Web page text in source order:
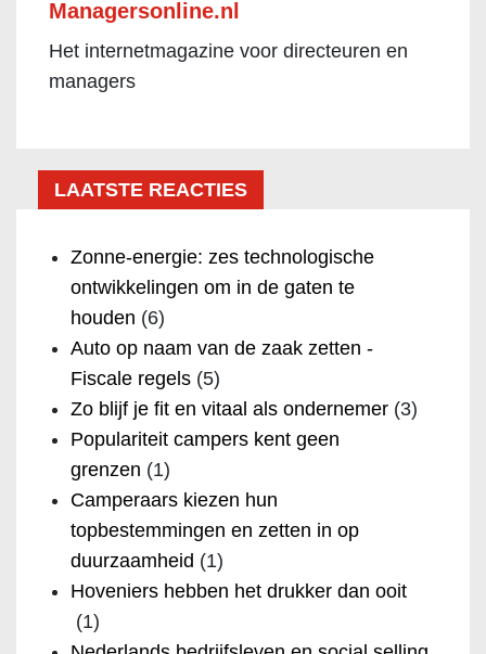
Managersonline.nl
Het internetmagazine voor directeuren en
managers
LAATSTE REACTIES
Zonne-energie: zes technologische
ontwikkelingen om in de gaten te
houden (6)
Auto op naam van de zaak zetten -
Fiscale regels (5)
Zo blijf je fit en vitaal als ondernemer (3)
Populariteit campers kent geen
grenzen (1)
Camperaars kiezen hun
topbestemmingen en zetten in op
duurzaamheid (1)
Hoveniers hebben het drukker dan ooit
(1)